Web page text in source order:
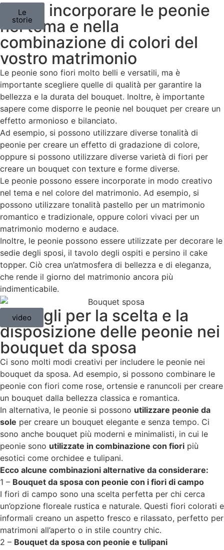
Le
storie
Come incorporare le peonie
nel tema e nella
combinazione di colori del
vostro matrimonio
Le peonie sono fiori molto belli e versatili, ma è
importante scegliere quelle di qualità per garantire la
bellezza e la durata del bouquet. Inoltre, è importante
sapere come disporre le peonie nel bouquet per creare un
effetto armonioso e bilanciato.
Ad esempio, si possono utilizzare diverse tonalità di
peonie per creare un effetto di gradazione di colore,
oppure si possono utilizzare diverse varietà di fiori per
creare un bouquet con texture e forme diverse.
Le peonie possono essere incorporate in modo creativo
nel tema e nel colore del matrimonio. Ad esempio, si
possono utilizzare tonalità pastello per un matrimonio
romantico e tradizionale, oppure colori vivaci per un
matrimonio moderno e audace.
Inoltre, le peonie possono essere utilizzate per decorare le
sedie degli sposi, il tavolo degli ospiti e persino il cake
topper. Ciò crea un’atmosfera di bellezza e di eleganza,
che rende il giorno del matrimonio ancora più
indimenticabile.
video
Consigli per la scelta e la
disposizione delle peonie nei
bouquet da sposa
Ci sono molti modi creativi per includere le peonie nei
bouquet da sposa. Ad esempio, si possono combinare le
peonie con fiori come rose, ortensie e ranuncoli per creare
un bouquet dalla bellezza classica e romantica.
In alternativa, le peonie si possono utilizzare peonie da
sole per creare un bouquet elegante e senza tempo. Ci
sono anche bouquet più moderni e minimalisti, in cui le
peonie sono utilizzate in combinazione con fiori più
esotici come orchidee e tulipani.
Ecco alcune combinazioni alternative da considerare:
1 – Bouquet da sposa con peonie con i fiori di campo
I fiori di campo sono una scelta perfetta per chi cerca
un’opzione floreale rustica e naturale. Questi fiori colorati e
informali creano un aspetto fresco e rilassato, perfetto per
matrimoni all’aperto o in stile country chic.
2 – Bouquet da sposa con peonie e tulipani